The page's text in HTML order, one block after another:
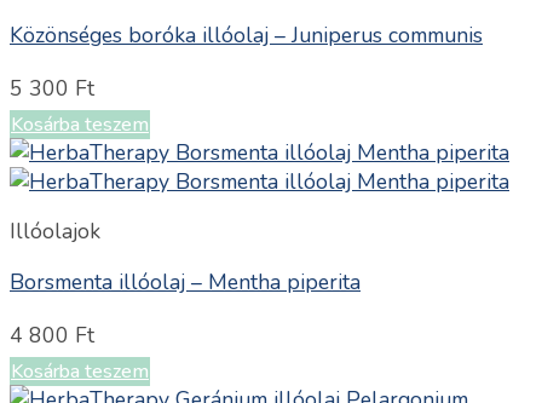
Közönséges boróka illóolaj – Juniperus communis
5 300 Ft
Kosárba teszem
Illóolajok
Borsmenta illóolaj – Mentha piperita
4 800 Ft
Kosárba teszem